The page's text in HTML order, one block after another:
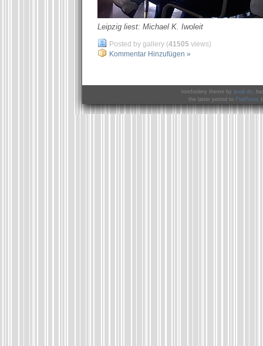
Leipzig liest: Michael K. Iwoleit
Posted by gallery (41505 views)
Kommentar Hinzufügen »
tomfoolery theme by jeudi.de,
the latter ported to FlatPress